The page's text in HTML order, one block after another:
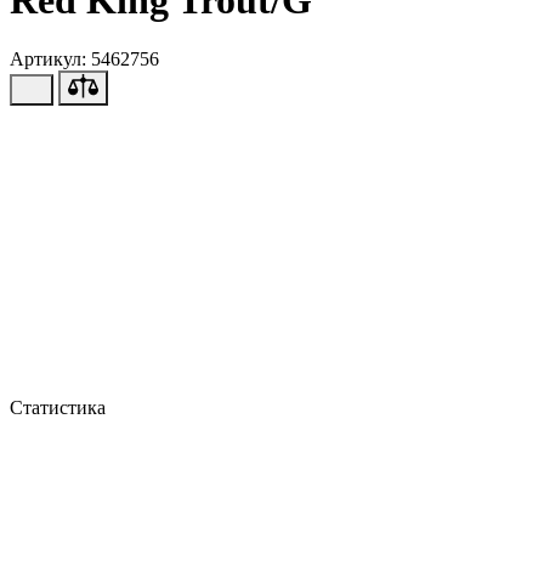
Артикул: 5462756
Статистика